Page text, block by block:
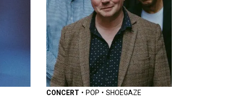
CONCERT • POP • SHOEGAZE